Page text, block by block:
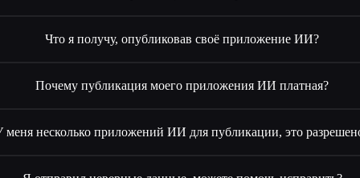
Что я получу, опубликовав своё приложение ИИ?
Почему публикация моего приложения ИИ платная?
меня несколько приложений ИИ для публикации, это